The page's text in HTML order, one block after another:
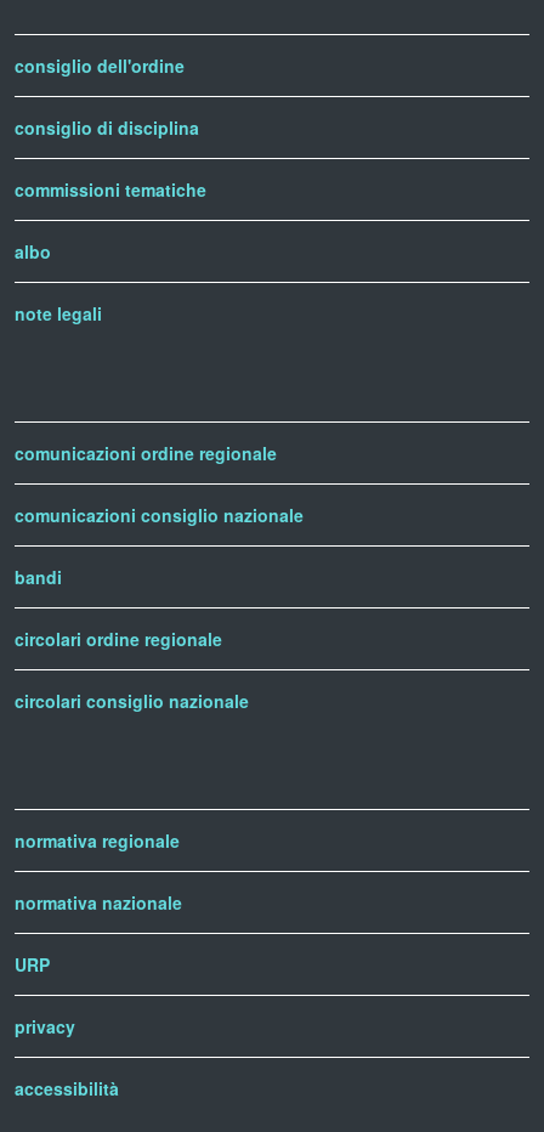
consiglio dell'ordine
consiglio di disciplina
commissioni tematiche
albo
note legali
comunicazioni ordine regionale
comunicazioni consiglio nazionale
bandi
circolari ordine regionale
circolari consiglio nazionale
normativa regionale
normativa nazionale
URP
privacy
accessibilità